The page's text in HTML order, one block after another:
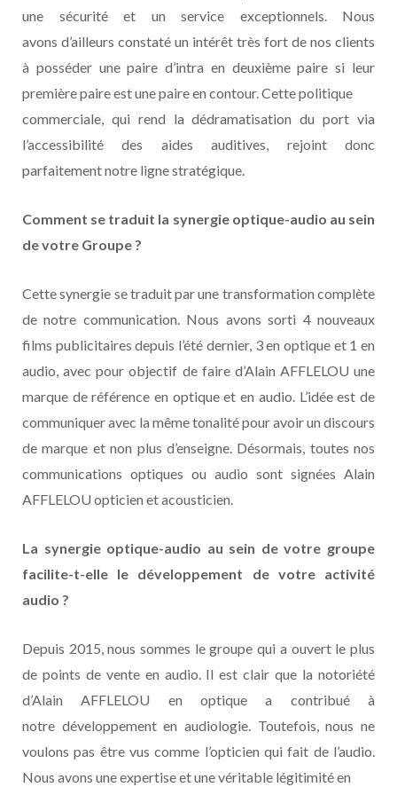
une sécurité et un service exceptionnels. Nous
avons d’ailleurs constaté un intérêt très fort de nos clients
à posséder une paire d’intra en deuxième paire si leur
première paire est une paire en contour. Cette politique
commerciale, qui rend la dédramatisation du port via
l’accessibilité des aides auditives, rejoint donc
parfaitement notre ligne stratégique.
Comment se traduit la synergie optique-audio au sein
de votre Groupe ?
Cette synergie se traduit par une transformation complète
de notre communication. Nous avons sorti 4 nouveaux
films publicitaires depuis l’été dernier, 3 en optique et 1 en
audio, avec pour objectif de faire d’Alain AFFLELOU une
marque de référence en optique et en audio. L’idée est de
communiquer avec la même tonalité pour avoir un discours
de marque et non plus d’enseigne. Désormais, toutes nos
communications optiques ou audio sont signées Alain
AFFLELOU opticien et acousticien.
La synergie optique-audio au sein de votre groupe
facilite-t-elle le développement de votre activité
audio ?
Depuis 2015, nous sommes le groupe qui a ouvert le plus
de points de vente en audio. Il est clair que la notoriété
d’Alain AFFLELOU en optique a contribué à
notre développement en audiologie. Toutefois, nous ne
voulons pas être vus comme l’opticien qui fait de l’audio.
Nous avons une expertise et une véritable légitimité en